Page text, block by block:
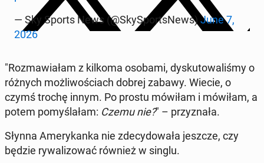
— Sky Sports News (@Sky­Sport­sNews) June 7,
2026
"Roz­ma­wia­łam z kilkoma osobami, dys­ku­to­wa­li­śmy o
różnych moż­li­wo­ściach dobrej zabawy. Wiecie, o
czymś trochę innym. Po prostu mówiłam i mówiłam, a
potem po­my­śla­łam: Czemu nie?" – przy­zna­ła.
Słynna Ame­ry­kan­ka nie zde­cy­do­wa­ła jeszcze, czy
będzie ry­wa­li­zo­wać również w singlu.